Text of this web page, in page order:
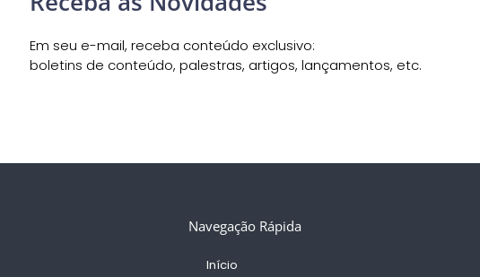
Em seu e-mail, receba conteúdo exclusivo:
boletins de conteúdo, palestras, artigos, lançamentos, etc.
Navegação Rápida
Início